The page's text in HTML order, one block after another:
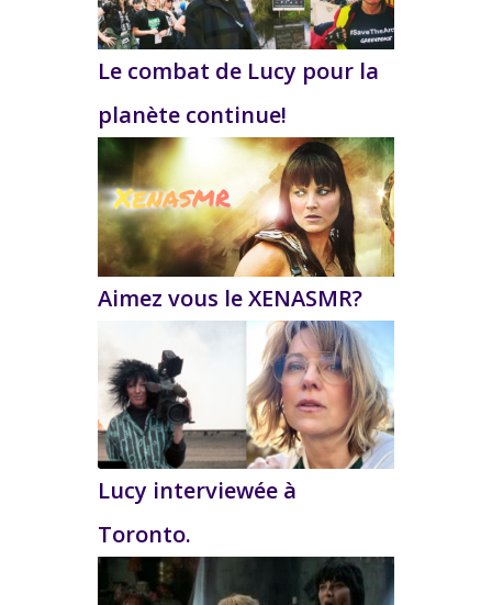
Le combat de Lucy pour la
planète continue!
Aimez vous le XENASMR?
Lucy interviewée à
Toronto.